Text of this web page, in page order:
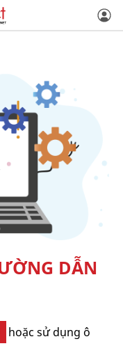
DẪN
hoặc sử dụng ô